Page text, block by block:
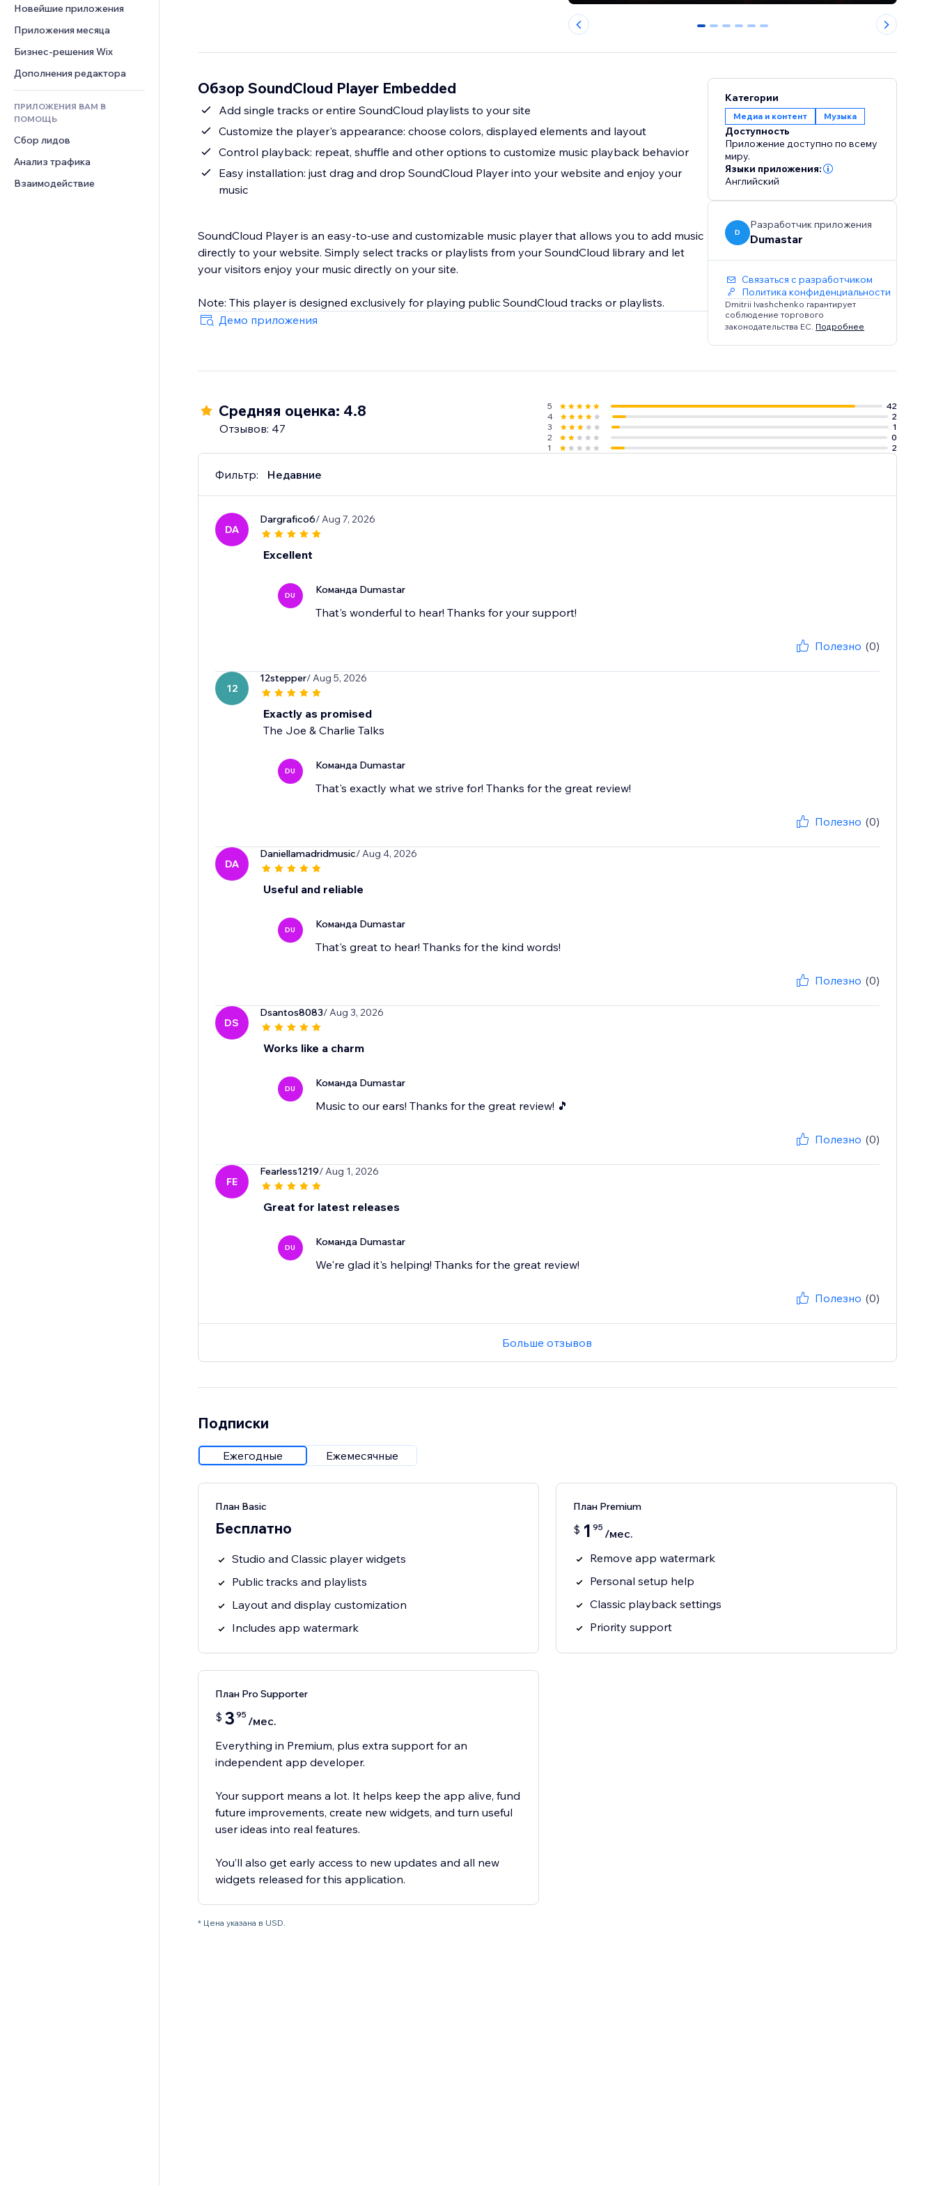
Складские услуги
Еда и напитки
PDF
Обмен файлами
Новости
Баннеры и значки
Калькуляторы
Погода
Графики и таблицы
Чат
Комментарии
Телефон
Сообщество
Отзывы и комментарии
Управление отношениями с
клиентом (CRM)
Новейшие приложения
Приложения месяца
Бизнес-решения Wix
Дополнения редактора
ПРИЛОЖЕНИЯ ВАМ В
ПОМОЩЬ
Сбор лидов
Анализ трафика
Взаимодействие
0 1 2 3 4 5
Обзор SoundCloud Player Embedded
Add single tracks or entire SoundCloud playlists to your site
Customize the player's appearance: choose colors, displayed elements and layout
Control playback: repeat, shuffle and other options to customize music playback behavior
Easy installation: just drag and drop SoundCloud Player into your website and enjoy your
music
SoundCloud Player is an easy-to-use and customizable music player that allows you to add music
directly to your website. Simply select tracks or playlists from your SoundCloud library and let
your visitors enjoy your music directly on your site.
Демо приложения
Категории
Медиа и контент Музыка
Доступность
Приложение доступно по всему
миру.
Языки приложения:
Английский
D
Разработчик приложения
Dumastar
Связаться с разработчиком
Политика конфиденциальности
Dmitrii Ivashchenko гарантирует
соблюдение торгового
законодательства ЕС. Подробнее
Средняя оценка: 4.8
Отзывов: 47
5
42
4
2
3
1
2
0
1
2
Фильтр: Недавние
DA
Dargrafico6/ Aug 7, 2026
Excellent
DU Команда Dumastar
That's wonderful to hear! Thanks for your support!
Полезно (0)
12
12stepper/ Aug 5, 2026
Exactly as promised
The Joe & Charlie Talks
DU Команда Dumastar
That's exactly what we strive for! Thanks for the great review!
Полезно (0)
DA
Daniellamadridmusic/ Aug 4, 2026
Useful and reliable
DU Команда Dumastar
That's great to hear! Thanks for the kind words!
Полезно (0)
DS
Dsantos8083/ Aug 3, 2026
Works like a charm
DU Команда Dumastar
Music to our ears! Thanks for the great review! 🎵
Полезно (0)
FE
Fearless1219/ Aug 1, 2026
Great for latest releases
DU Команда Dumastar
We're glad it's helping! Thanks for the great review!
Полезно (0)
Больше отзывов
Подписки
Ежегодные Ежемесячные
План Basic
Бесплатно
Studio and Classic player widgets
Public tracks and playlists
Layout and display customization
Includes app watermark
План Premium
$ 1 95 /мес.
Remove app watermark
Personal setup help
Classic playback settings
Priority support
План Pro Supporter
$ 3 95 /мес.
Everything in Premium, plus extra support for an
independent app developer.
Your support means a lot. It helps keep the app alive, fund
future improvements, create new widgets, and turn useful
user ideas into real features.
You’ll also get early access to new updates and all new
widgets released for this application.
* Цена указана в USD.